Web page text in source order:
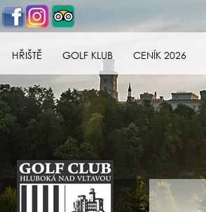
HŘIŠTĚ GOLF KLUB CENÍK 2026
Golf klub Hluboká
nad Vltavou